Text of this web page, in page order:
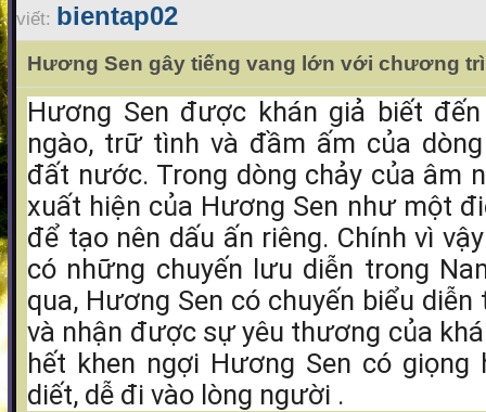
viết: bientap02
Hương Sen gây tiếng vang lớn với chương
Hương Sen được khán giả biết
ngào, trữ tình và đầm ấm của
đất nước. Trong dòng chảy của âm
xuất hiện của Hương Sen như một
để tạo nên dấu ấn riêng. Chính vì
có những chuyến lưu diễn trong
qua, Hương Sen có chuyến biểu
và nhận được sự yêu thương của
hết khen ngợi Hương Sen có giọng
diết, dễ đi vào lòng người .